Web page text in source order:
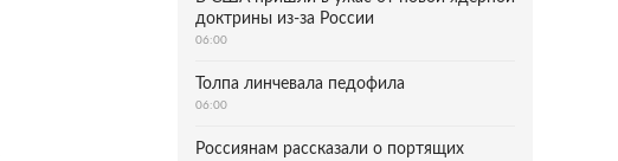
доктрины из-за России
06:00
Толпа линчевала педофила
06:00
Россиянам рассказали о портящих